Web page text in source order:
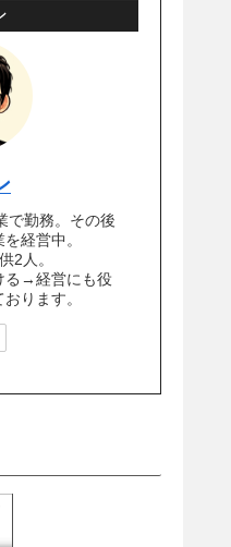
で勤務。その後
経営中。
2人。
る→経営にも役
ります。